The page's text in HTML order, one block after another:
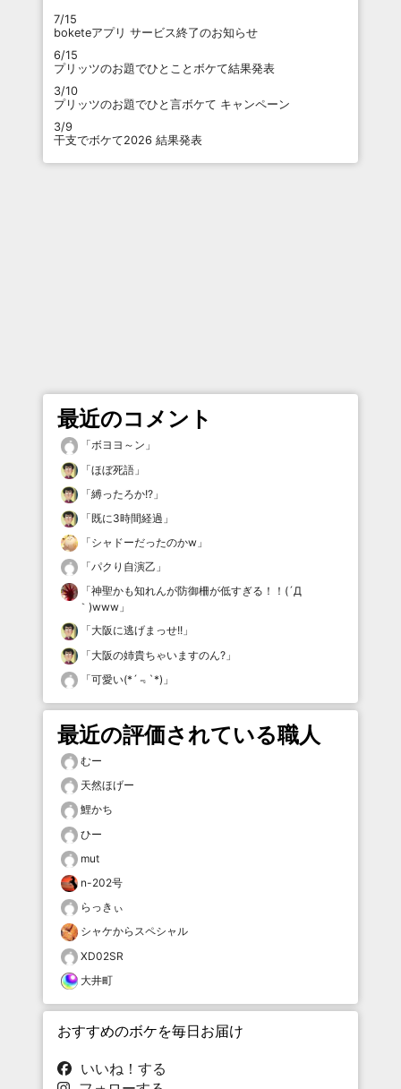
7/15
boketeアプリ サービス終了のお知らせ
6/15
プリッツのお題でひとことボケて結果発表
3/10
プリッツのお題でひと言ボケて キャンペーン
3/9
干支でボケて2026 結果発表
最近のコメント
「ボヨヨ～ン 」
「ほぼ死語 」
「縛ったろか!? 」
「既に3時間経過 」
「シャドーだったのかw 」
「パクり自演乙 」
「神聖かも知れんが防御柵が低すぎる！！(´Д
｀)www 」
「大阪に逃げまっせ!! 」
「大阪の姉貴ちゃいますのん? 」
「可愛い(*´﹃`*) 」
最近の評価されている職人
むー
天然ほげー
鯉かち
ひー
mut
n-202号
らっきぃ
シャケからスペシャル
XD02SR
大井町
おすすめのボケを毎日お届け
いいね！する